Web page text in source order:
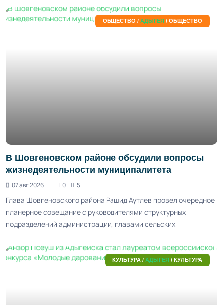
ОБЩЕСТВО / АДЫГЕЯ / ОБЩЕСТВО
В Шовгеновском районе обсудили вопросы
жизнедеятельности муниципалитета
07 авг 2026 0 5
Глава Шовгеновского района Рашид Аутлев провел очередное
планерное совещание с руководителями структурных
подразделений администрации, главами сельских
КУЛЬТУРА / АДЫГЕЯ / КУЛЬТУРА